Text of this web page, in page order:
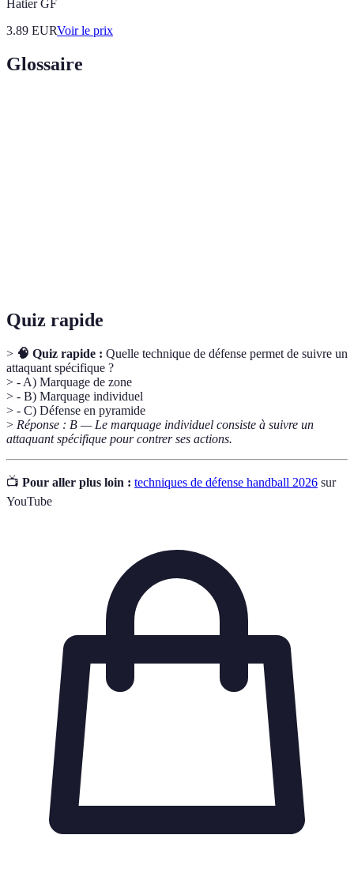
Hatier GF
3.89 EURVoir le prix
Glossaire
Quiz rapide
> 🧠 Quiz rapide : Quelle technique de défense permet de suivre un
attaquant spécifique ?
> - A) Marquage de zone
> - B) Marquage individuel
> - C) Défense en pyramide
> Réponse : B — Le marquage individuel consiste à suivre un
attaquant spécifique pour contrer ses actions.
📺 Pour aller plus loin : techniques de défense handball 2026 sur
YouTube